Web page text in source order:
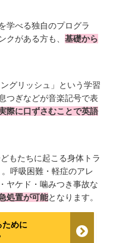
学べる独自のプログラ
クがある方も、 基礎から
グリッシュ」という学習
つぎなどが音楽記号で表
際に口ずさむことで英語
もたちに起こる身体トラ
呼吸困難・軽症のアレ
ヤケド・噛みつき事故な
処置が可能となります。
めに